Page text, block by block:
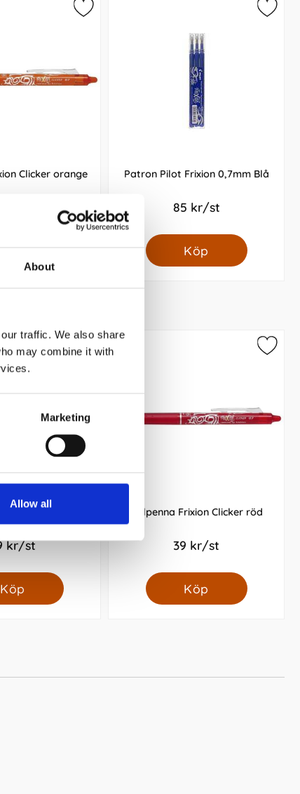
About
traffic. We also share
may combine it with
Marketing
Allow all
Clicker orange
Köp
Patron Pilot Frixion 0,7mm Blå
85 kr/st
Köp
kr/st
Köp
Kulpenna Frixion Clicker röd
39 kr/st
Köp